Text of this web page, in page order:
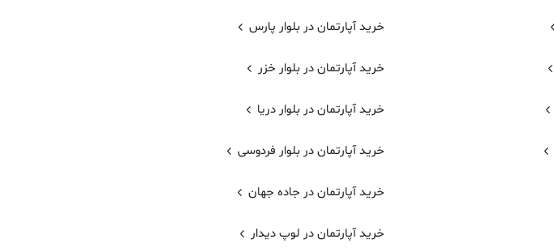
خرید آپارتمان در بلوار پارس
خرید آپارتمان در بلوار خزر
خرید آپارتمان در بلوار دریا
خرید آپارتمان در بلوار فردوسی
خرید آپارتمان در جاده جهان
خرید آپارتمان در لوپ دیدار